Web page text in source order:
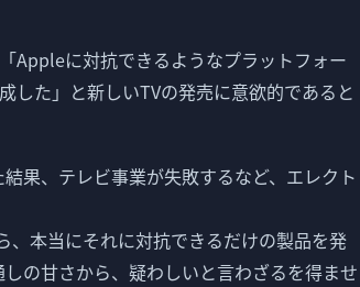
Appleに対抗できるようなプラットフォー
した」と新しいTVの発売に意欲的であると
果、テレビ事業が失敗するなど、エレクト
本当にそれに対抗できるだけの製品を発
の甘さから、疑わしいと言わざるを得ませ